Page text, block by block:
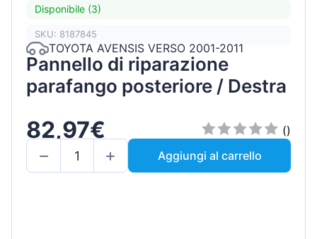
Disponibile (3)
SKU: 8187845
TOYOTA AVENSIS VERSO 2001-2011
Pannello di riparazione
parafango posteriore / Destra
82,97€
()
Aggiungi al carrello